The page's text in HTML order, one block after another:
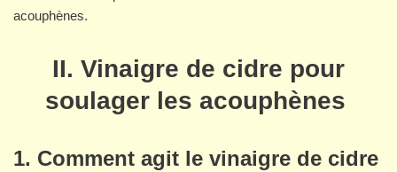
acouphènes.
II. Vinaigre de cidre pour
soulager les acouphènes
1. Comment agit le vinaigre de cidre